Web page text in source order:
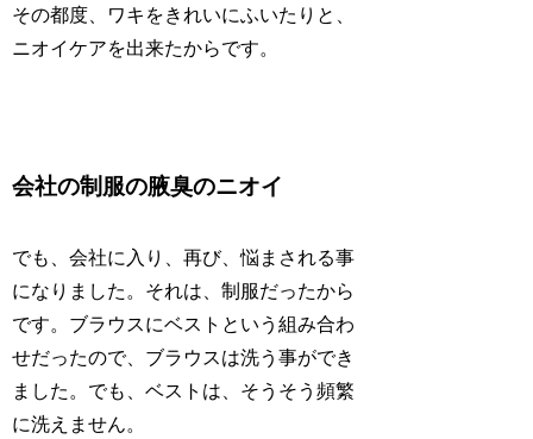
その都度、ワキをきれいにふいたりと、
ニオイケアを出来たからです。
会社の制服の腋臭のニオイ
でも、会社に入り、再び、悩まされる事
になりました。それは、制服だったから
です。ブラウスにベストという組み合わ
せだったので、ブラウスは洗う事ができ
ました。でも、ベストは、そうそう頻繁
に洗えません。